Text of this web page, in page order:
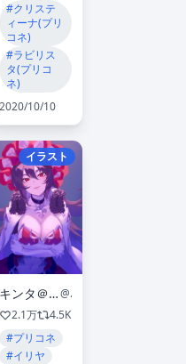
#クリステ
ィーナ(プリ
コネ)
#ラビリス
タ(プリコ
ネ)
2020/10/10
イラスト
キンタ＠『領民０人⑨』『メイドなら当然です③』発売中
@kinta2469
2.1万
4.5K
#プリコネ
#イリヤ